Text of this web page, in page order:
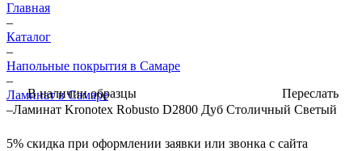
Главная
–
Каталог
–
Напольные покрытия в Самаре
–
Ламинат в Самаре
–Ламинат Kronotex Robusto D2800 Дуб Столичный Светый
5% скидка при оформлении заявки или звонка с сайта
В наличии образцы Переслать